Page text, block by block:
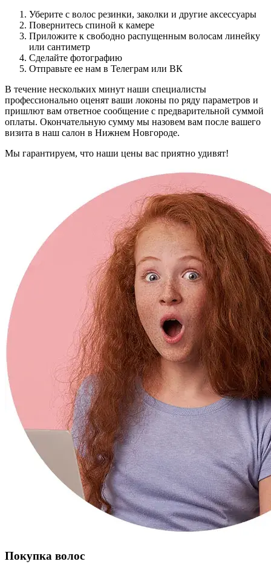
Уберите с волос резинки, заколки и другие аксессуары
Повернитесь спиной к камере
Приложите к свободно распущенным волосам линейку
или сантиметр
Сделайте фотографию
Отправьте ее нам в Телеграм или ВК
В течение нескольких минут наши специалисты
профессионально оценят ваши локоны по ряду параметров и
пришлют вам ответное сообщение с предварительной суммой
оплаты. Окончательную сумму мы назовем вам после вашего
визита в наш салон в Нижнем Новгороде.
Мы гарантируем, что наши цены вас приятно удивят!
Покупка волос